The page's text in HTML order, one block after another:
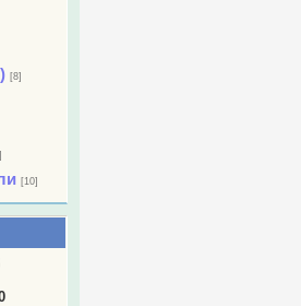
[8]
[10]